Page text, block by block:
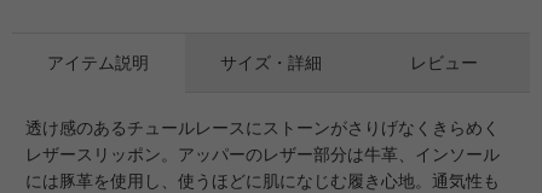
アイテム説明
透け感のあるチュールレースにストーンがさりげなくきらめく
レザースリッポン。アッパーのレザー部分は牛革、インソール
には豚革を使用し、使うほどに肌になじむ履き心地。通気性も
サイズ・詳細 レビュー